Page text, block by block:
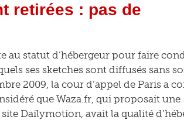
retirées : pas de
au statut d’hébergeur pour faire
ses sketches sont diffusés sans
2009, la cour d’appel de Paris a
que Waza.fr, qui proposait une
Dailymotion, avait la qualité